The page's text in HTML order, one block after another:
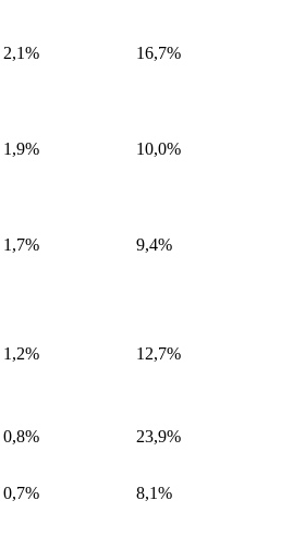
2,1% 16,7%
1,9% 10,0%
1,7% 9,4%
1,2% 12,7%
0,8% 23,9%
0,7% 8,1%